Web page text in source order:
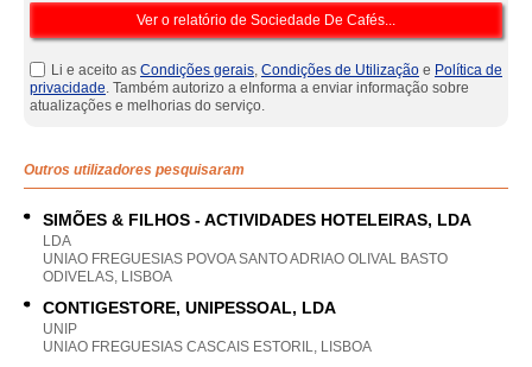
Li e aceito as Condições gerais, Condições de Utilização e Política de
privacidade. Também autorizo a eInforma a enviar informação sobre
atualizações e melhorias do serviço.
Outros utilizadores pesquisaram
SIMÕES & FILHOS - ACTIVIDADES HOTELEIRAS, LDA
LDA
UNIAO FREGUESIAS POVOA SANTO ADRIAO OLIVAL BASTO
ODIVELAS, LISBOA
CONTIGESTORE, UNIPESSOAL, LDA
UNIP
UNIAO FREGUESIAS CASCAIS ESTORIL, LISBOA